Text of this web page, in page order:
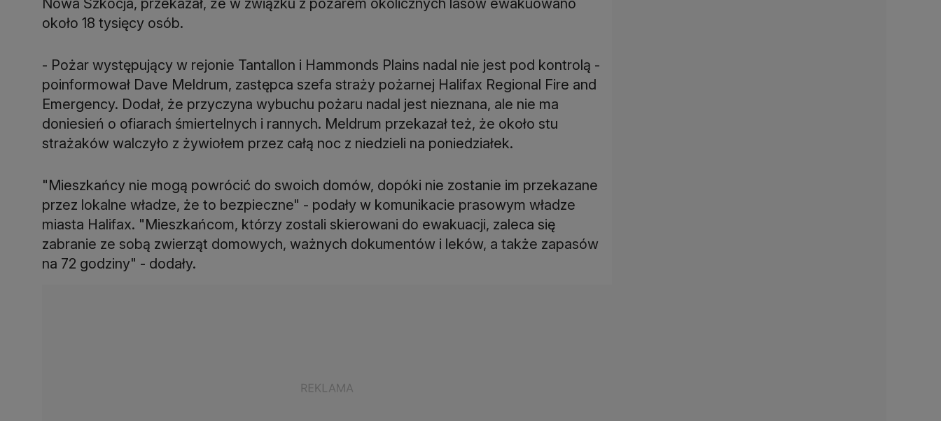
około 18 tysięcy osób.
- Pożar występujący w rejonie Tantallon i Hammonds Plains nadal nie jest pod kontrolą -
poinformował Dave Meldrum, zastępca szefa straży pożarnej Halifax Regional Fire and
Emergency. Dodał, że przyczyna wybuchu pożaru nadal jest nieznana, ale nie ma
doniesień o ofiarach śmiertelnych i rannych. Meldrum przekazał też, że około stu
strażaków walczyło z żywiołem przez całą noc z niedzieli na poniedziałek.
"Mieszkańcy nie mogą powrócić do swoich domów, dopóki nie zostanie im przekazane
przez lokalne władze, że to bezpieczne" - podały w komunikacie prasowym władze
miasta Halifax. "Mieszkańcom, którzy zostali skierowani do ewakuacji, zaleca się
zabranie ze sobą zwierząt domowych, ważnych dokumentów i leków, a także zapasów
na 72 godziny" - dodały.